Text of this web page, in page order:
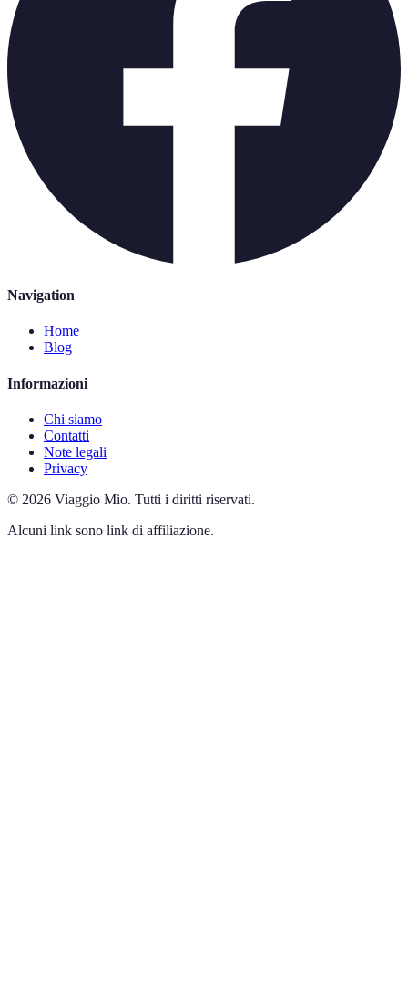
Navigation
Home
Blog
Informazioni
Chi siamo
Contatti
Note legali
Privacy
© 2026 Viaggio Mio. Tutti i diritti riservati.
Alcuni link sono link di affiliazione.